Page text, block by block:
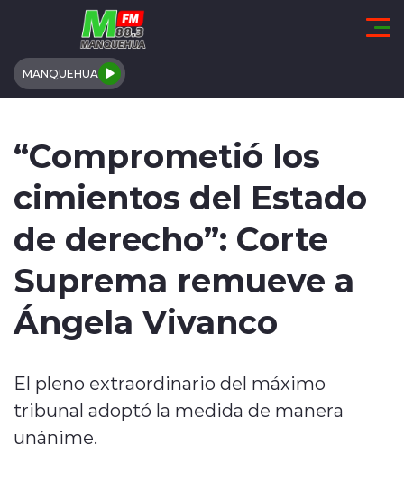
Click acá para ir directamente al contenido
MANQUEHUA
COMUNALES
TENDENCIAS
INTERNACIONAL
ENTREVISTAS
“Comprometió los
cimientos del Estado
de derecho”: Corte
Suprema remueve a
Ángela Vivanco
El pleno extraordinario del máximo
tribunal adoptó la medida de manera
unánime.